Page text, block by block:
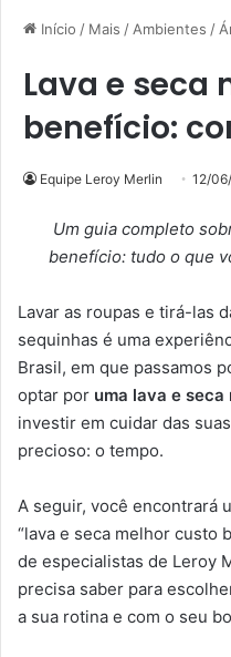
Início / Mais /Ambientes /
Lava e seca
benefício:
Equipe Leroy Merlin 12/
Um guia completo
benefício: tudo o que
Lavar as roupas e tirá-las
sequinhas é uma
Brasil, em que passamos
optar por uma lava e seca
investir em cuidar das
precioso: o tempo.
A seguir, você encontrará
“lava e seca melhor custo
de especialistas de Leroy
precisa saber para
a sua rotina e com o seu